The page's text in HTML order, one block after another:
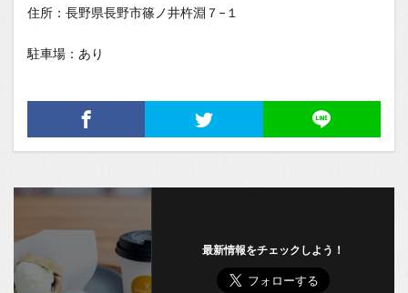
住所：長野県長野市篠ノ井杵淵７−１
駐車場：あり
最新情報をチェックしよう！